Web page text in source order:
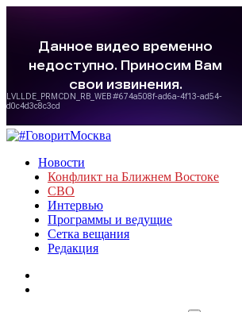
Новости
Конфликт на Ближнем Востоке
СВО
Интервью
Программы и ведущие
Сетка вещания
Редакция